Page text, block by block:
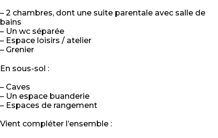
– 2 chambres, dont une suite parentale avec salle de
bains
– Un wc séparée
– Espace loisirs / atelier
– Grenier
En sous-sol :
– Caves
– Un espace buanderie
– Espaces de rangement
Vient compléter l’ensemble :